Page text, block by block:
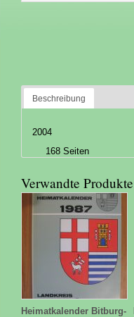
Beschreibung
2004
168 Seiten
Verwandte Produkte
Heimatkalender Bitburg-